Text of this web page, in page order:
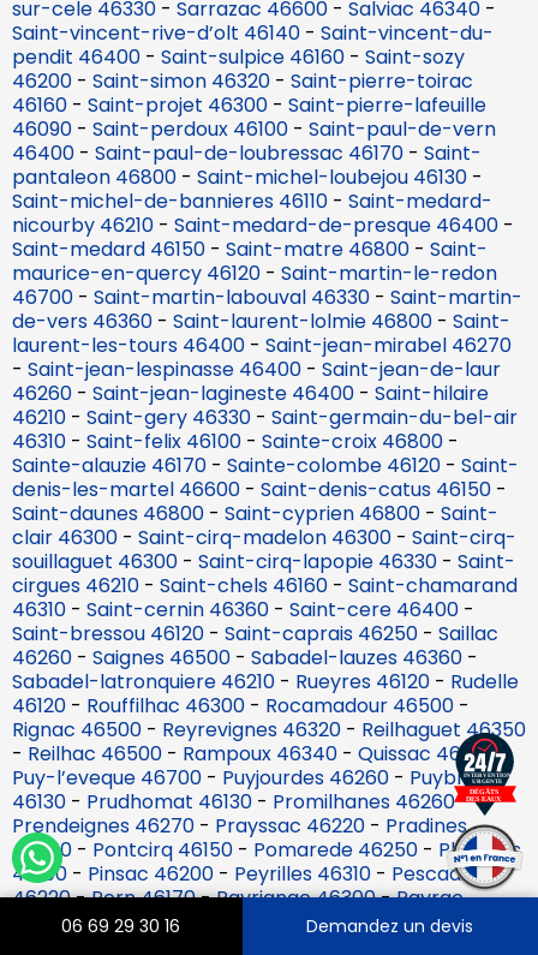
06 69 29 30 16 Demandez un devis
sur-cele 46330 - Sarrazac 46600 - Salviac 46340 -
Saint-vincent-rive-d’olt 46140 - Saint-vincent-du-
pendit 46400 - Saint-sulpice 46160 - Saint-sozy
46200 - Saint-simon 46320 - Saint-pierre-toirac
46160 - Saint-projet 46300 - Saint-pierre-lafeuille
46090 - Saint-perdoux 46100 - Saint-paul-de-vern
46400 - Saint-paul-de-loubressac 46170 - Saint-
pantaleon 46800 - Saint-michel-loubejou 46130 -
Saint-michel-de-bannieres 46110 - Saint-medard-
nicourby 46210 - Saint-medard-de-presque 46400 -
Saint-medard 46150 - Saint-matre 46800 - Saint-
maurice-en-quercy 46120 - Saint-martin-le-redon
46700 - Saint-martin-labouval 46330 - Saint-martin-
de-vers 46360 - Saint-laurent-lolmie 46800 - Saint-
laurent-les-tours 46400 - Saint-jean-mirabel 46270
- Saint-jean-lespinasse 46400 - Saint-jean-de-laur
46260 - Saint-jean-lagineste 46400 - Saint-hilaire
46210 - Saint-gery 46330 - Saint-germain-du-bel-air
46310 - Saint-felix 46100 - Sainte-croix 46800 -
Sainte-alauzie 46170 - Sainte-colombe 46120 - Saint-
denis-les-martel 46600 - Saint-denis-catus 46150 -
Saint-daunes 46800 - Saint-cyprien 46800 - Saint-
clair 46300 - Saint-cirq-madelon 46300 - Saint-cirq-
souillaguet 46300 - Saint-cirq-lapopie 46330 - Saint-
cirgues 46210 - Saint-chels 46160 - Saint-chamarand
46310 - Saint-cernin 46360 - Saint-cere 46400 -
Saint-bressou 46120 - Saint-caprais 46250 - Saillac
46260 - Saignes 46500 - Sabadel-lauzes 46360 -
Sabadel-latronquiere 46210 - Rueyres 46120 - Rudelle
46120 - Rouffilhac 46300 - Rocamadour 46500 -
Rignac 46500 - Reyrevignes 46320 - Reilhaguet 46350
- Reilhac 46500 - Rampoux 46340 - Quissac 46320-
Puy-l’eveque 46700 - Puyjourdes 46260 - Puybrun
46130 - Prudhomat 46130 - Promilhanes 46260-
Prendeignes 46270 - Prayssac 46220 - Pradines
46090 - Pontcirq 46150 - Pomarede 46250 - Planioles
46100 - Pinsac 46200 - Peyrilles 46310 - Pescadoires
46220-Pern 46170-Payrignac 46300-Payrac
46350-Parnac 46140 Padirac 46500- Orniac